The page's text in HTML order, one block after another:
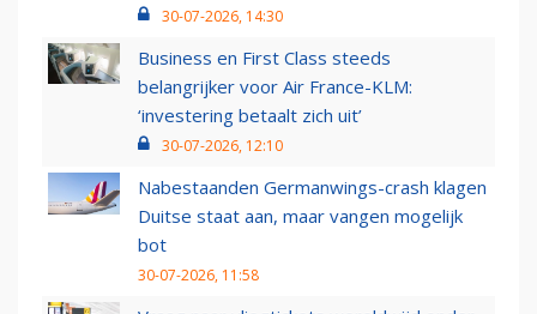
30-07-2026, 14:30
Business en First Class steeds
belangrijker voor Air France-KLM:
‘investering betaalt zich uit’
30-07-2026, 12:10
Nabestaanden Germanwings-crash klagen
Duitse staat aan, maar vangen mogelijk
bot
30-07-2026, 11:58